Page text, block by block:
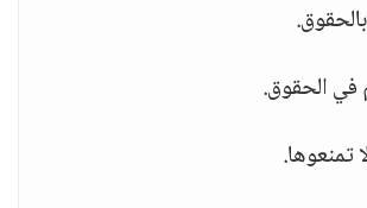
الحقوق.
تمنعوها.